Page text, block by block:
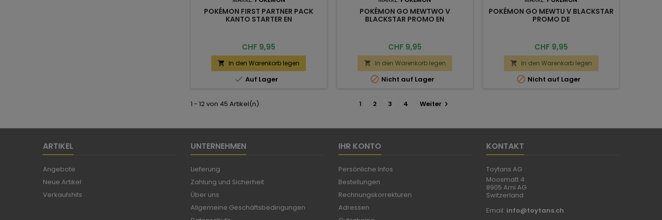
POKÉMON FIRST PARTNER PACK
KANTO STARTER EN
Preis
CHF 9,95
 In den Warenkorb legen
 Auf Lager
POKÉMON GO MEWTWO V
BLACKSTAR PROMO EN
Preis
CHF 9,95
 In den Warenkorb legen
 Nicht auf Lager
POKÉMON GO MEWTU V BLACKSTAR
PROMO DE
Preis
CHF 9,95
 In den Warenkorb legen
 Nicht auf Lager
1 - 12 von 45 Artikel(n) 1 2 3 4 Weiter 
ARTIKEL
Angebote
Neue Artikel
Verkaufshits
UNTERNEHMEN
Lieferung
Zahlung und Sicherheit
Über uns
Allgemeine Geschäftsbedingungen
IHR KONTO
Persönliche Infos
Bestellungen
Rechnungskorrekturen
Adressen
KONTAKT
Toytans AG
Moosmatt 4
8905 Arni AG
Switzerland
Email: info@toytans.ch